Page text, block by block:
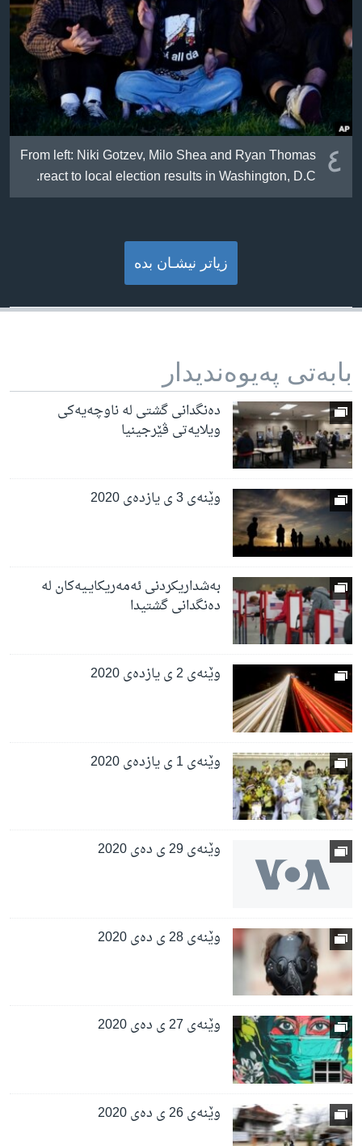
٤ From left: Niki Gotzev, Milo Shea and Ryan Thomas
react to local election results in Washington, D.C.
زیاتر نیشـان بده‌
بابه‌تی په‌یوه‌ندیدار
دەنگدانی گشتی لە ناوچەیەکی
ویلایەتی ڤێرجینیا
وێنەی 3 ی یازدەی 2020
بەشداریکردنی ئەمەریکایـیەکان لە
دەنگدانی گشتیدا
وێنەی 2 ی یازدەی 2020
وێنەی 1 ی یازدەی 2020
وێنەی 29 ی دەی 2020
وێنەی 28 ی دەی 2020
وێنەی 27 ی دەی 2020
وێنەی 26 ی دەی 2020